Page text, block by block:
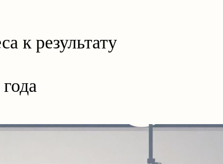
к результату